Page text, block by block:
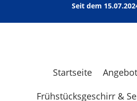
Seit dem
Startseite
Frühstücksgeschirr &